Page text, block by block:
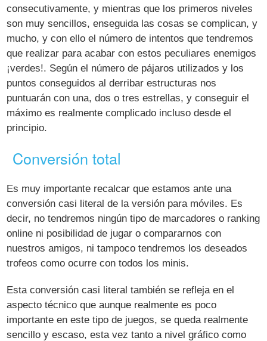
consecutivamente, y mientras que los primeros niveles
son muy sencillos, enseguida las cosas se complican, y
mucho, y con ello el número de intentos que tendremos
que realizar para acabar con estos peculiares enemigos
¡verdes!. Según el número de pájaros utilizados y los
puntos conseguidos al derribar estructuras nos
puntuarán con una, dos o tres estrellas, y conseguir el
máximo es realmente complicado incluso desde el
principio.
Conversión total
Es muy importante recalcar que estamos ante una
conversión casi literal de la versión para móviles. Es
decir, no tendremos ningún tipo de marcadores o ranking
online ni posibilidad de jugar o compararnos con
nuestros amigos, ni tampoco tendremos los deseados
trofeos como ocurre con todos los minis.
Esta conversión casi literal también se refleja en el
aspecto técnico que aunque realmente es poco
importante en este tipo de juegos, se queda realmente
sencillo y escaso, esta vez tanto a nivel gráfico como